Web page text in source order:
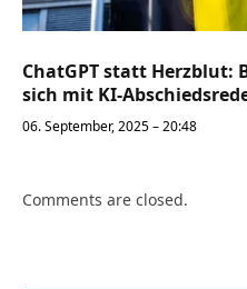
ChatGPT statt Herzblut:
sich mit KI-
06. September, 2025 – 20:48
Comments are closed.